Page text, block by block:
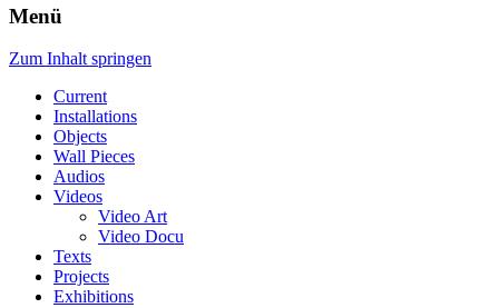
Menü
Zum Inhalt springen
Current
Installations
Objects
Wall Pieces
Audios
Videos
Video Art
Video Docu
Texts
Projects
Exhibitions